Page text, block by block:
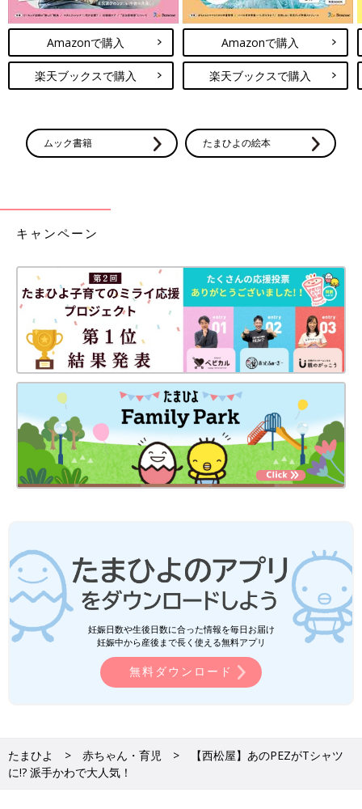
Amazonで購入
楽天ブックスで購入
Amazonで購入
楽天ブックスで購入
ムック書籍 たまひよの絵本
キャンペーン
妊娠日数や生後日数に合った情報を毎日お届け
妊娠中から産後まで長く使える無料アプリ
無料ダウンロード
たまひよ 赤ちゃん・育児
【西松屋】あのPEZがTシャツ
に!? 派手かわで大人気！